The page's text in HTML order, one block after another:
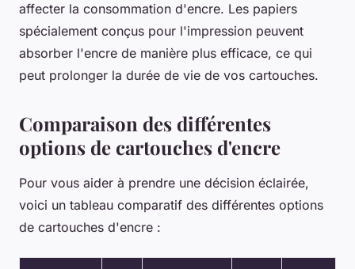
affecter la consommation d'encre. Les papiers
spécialement conçus pour l'impression peuvent
absorber l'encre de manière plus efficace, ce qui
peut prolonger la durée de vie de vos cartouches.
Comparaison des différentes
options de cartouches d'encre
Pour vous aider à prendre une décision éclairée,
voici un tableau comparatif des différentes options
de cartouches d'encre :